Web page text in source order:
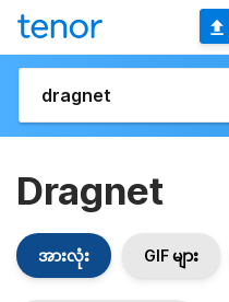
Dragnet
အားလုံး GIF များ